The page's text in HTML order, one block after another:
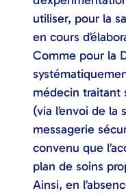
utiliser, pour la
en cours
Comme pour la
médecin traitant
(via l’envoi de la
messagerie
convenu que
plan de soins
Ainsi, en